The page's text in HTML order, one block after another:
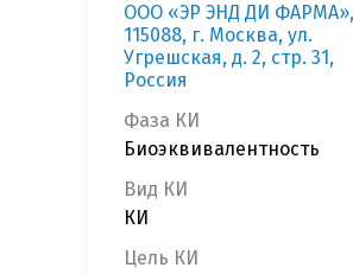
ООО «ЭР ЭНД ДИ ФАРМА»,
115088, г. Москва, ул.
Угрешская, д. 2, стр. 31,
Россия
Фаза КИ
Биоэквивалентность
Вид КИ
КИ
Цель КИ